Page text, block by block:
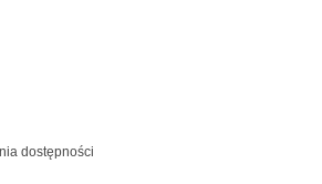
dostępności